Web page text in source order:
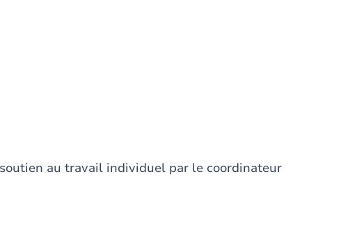
au travail individuel par le coordinateur